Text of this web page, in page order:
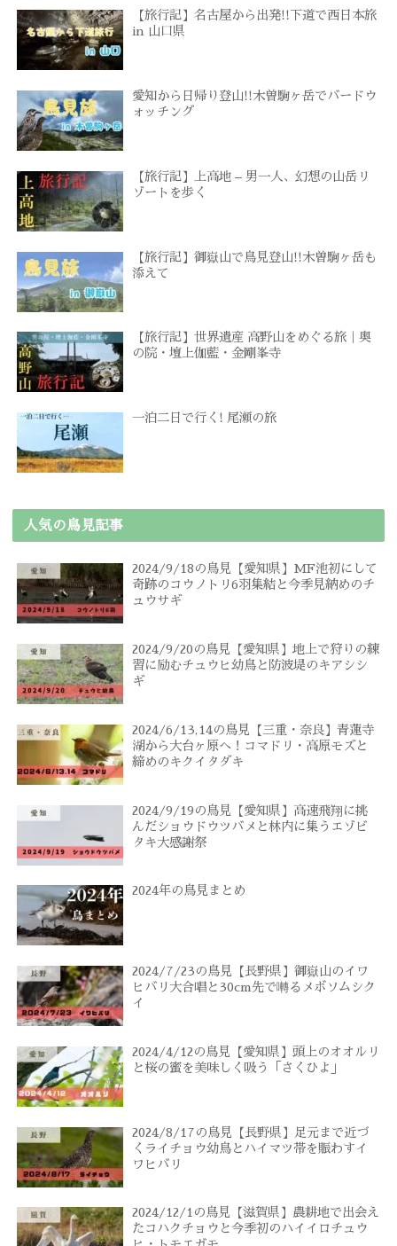
【旅行記】名古屋から出発!!下道で西日本旅
in 山口県
愛知から日帰り登山!!木曽駒ヶ岳でバードウ
ォッチング
【旅行記】上高地 – 男一人、幻想の山岳リ
ゾートを歩く
【旅行記】御嶽山で鳥見登山!!木曽駒ヶ岳も
添えて
【旅行記】世界遺産 高野山をめぐる旅｜奥
の院・壇上伽藍・金剛峯寺
一泊二日で行く! 尾瀬の旅
人気の鳥見記事
2024/9/18の鳥見【愛知県】MF池初にして
奇跡のコウノトリ6羽集結と今季見納めのチ
ュウサギ
2024/9/20の鳥見【愛知県】地上で狩りの練
習に励むチュウヒ幼鳥と防波堤のキアシシ
ギ
2024/6/13,14の鳥見【三重・奈良】青蓮寺
湖から大台ヶ原へ！コマドリ・高原モズと
締めのキクイタダキ
2024/9/19の鳥見【愛知県】高速飛翔に挑
んだショウドウツバメと林内に集うエゾビ
タキ大感謝祭
2024年の鳥見まとめ
2024/7/23の鳥見【長野県】御嶽山のイワ
ヒバリ大合唱と30cm先で囀るメボソムシク
イ
2024/4/12の鳥見【愛知県】頭上のオオルリ
と桜の蜜を美味しく吸う「さくひよ」
2024/8/17の鳥見【長野県】足元まで近づ
くライチョウ幼鳥とハイマツ帯を賑わすイ
ワヒバリ
2024/12/1の鳥見【滋賀県】農耕地で出会え
たコハクチョウと今季初のハイイロチュウ